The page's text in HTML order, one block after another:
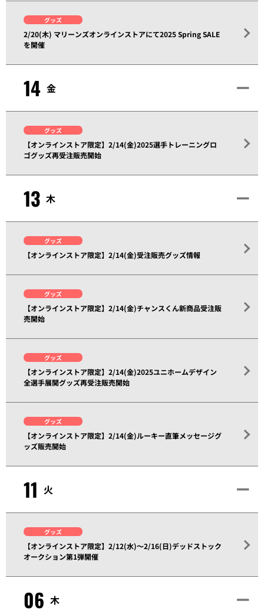
グッズ
2/20(木) マリーンズオンラインストアにて2025 Spring SALE
を開催
14 金
グッズ
【オンラインストア限定】2/14(金)2025選手トレーニングロ
ゴグッズ再受注販売開始
13 木
グッズ
【オンラインストア限定】2/14(金)受注販売グッズ情報
グッズ
【オンラインストア限定】2/14(金)チャンスくん新商品受注販
売開始
グッズ
【オンラインストア限定】2/14(金)2025ユニホームデザイン
全選手展開グッズ再受注販売開始
グッズ
【オンラインストア限定】2/14(金)ルーキー直筆メッセージグ
ッズ販売開始
11 火
グッズ
【オンラインストア限定】2/12(水)～2/16(日)デッドストック
オークション第1弾開催
06 木